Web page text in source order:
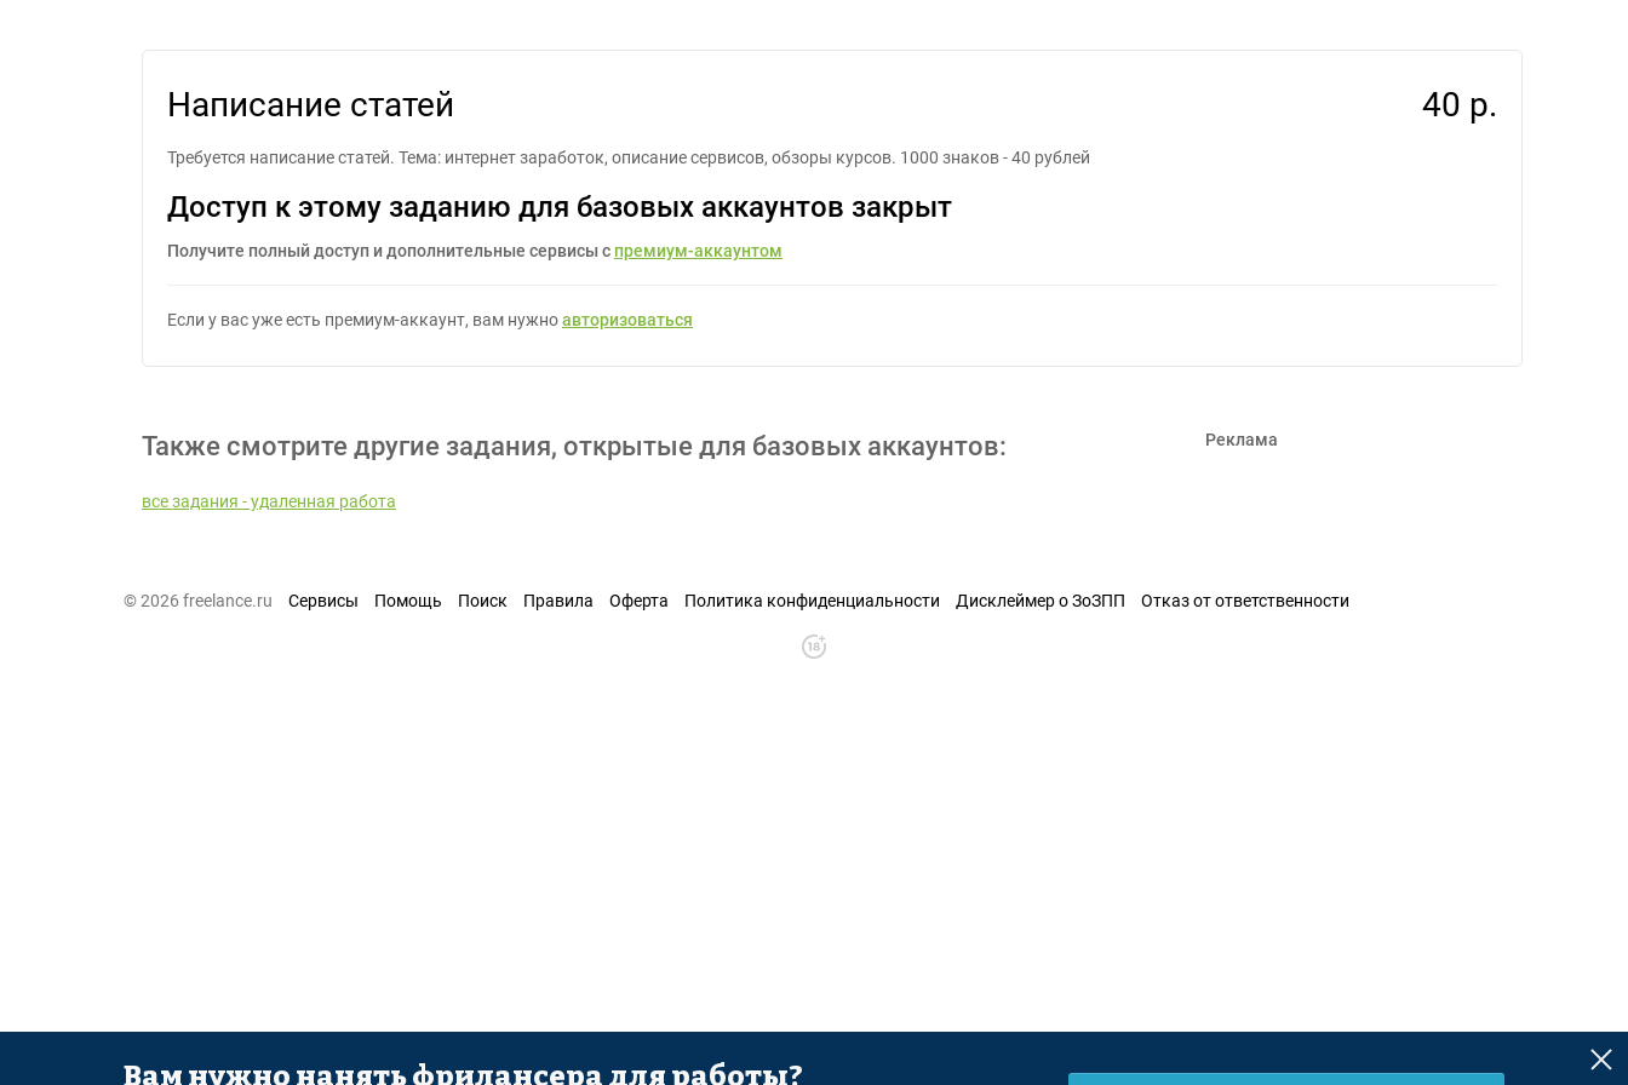
Написание статей 40 р.
Требуется написание статей. Тема: интернет заработок, описание сервисов, обзоры курсов. 1000 знаков - 40 рублей
Доступ к этому заданию для базовых аккаунтов закрыт
Получите полный доступ и дополнительные сервисы с премиум-аккаунтом
Если у вас уже есть премиум-аккаунт, вам нужноавторизоваться
Также смотрите другие задания, открытые для базовых аккаунтов:
все задания - удаленная работа
Реклама
© 2026 freelance.ru Сервисы Помощь Поиск Правила Оферта Политика конфиденциальности Дисклеймер о ЗоЗПП Отказ от ответственности
Вам нужно нанять фрилансера для работы?